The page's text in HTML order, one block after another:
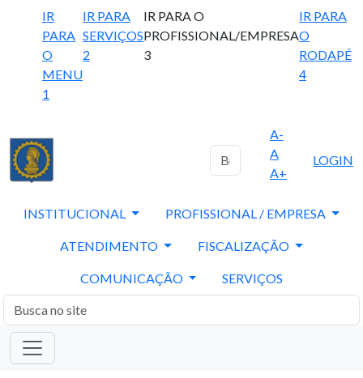
IR
PARA
O
MENU
1
IR PARA
SERVIÇOS
2
IR PARA O
PROFISSIONAL/EMPRESA
3
IR PARA
O
RODAPÉ
4
A-
A
A+
LOGIN
INSTITUCIONAL PROFISSIONAL / EMPRESA
ATENDIMENTO FISCALIZAÇÃO
COMUNICAÇÃO SERVIÇOS